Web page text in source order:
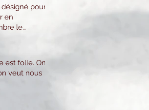
désigné pour
en
le
cela
beaucoup
pas le
l'expérience
est folle. On
veut nous